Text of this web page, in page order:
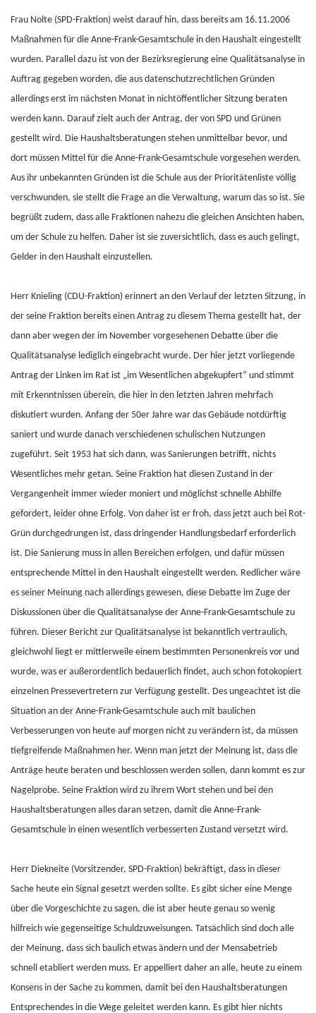
Frau Nolte (SPD-Fraktion) weist darauf hin, dass bereits am 16.11.2006
Maßnahmen für die Anne-Frank-Gesamtschule in den Haushalt eingestellt
wurden. Parallel dazu ist von der Bezirksregierung eine Qualitätsanalyse in
Auftrag gegeben worden, die aus datenschutzrechtlichen Gründen
allerdings erst im nächsten Monat in nichtöffentlicher Sitzung beraten
werden kann. Darauf zielt auch der Antrag, der von SPD und Grünen
gestellt wird. Die Haushaltsberatungen stehen unmittelbar bevor, und
dort müssen Mittel für die Anne-Frank-Gesamtschule vorgesehen werden.
Aus ihr unbekannten Gründen ist die Schule aus der Prioritätenliste völlig
verschwunden, sie stellt die Frage an die Verwaltung, warum das so ist. Sie
begrüßt zudem, dass alle Fraktionen nahezu die gleichen Ansichten haben,
um der Schule zu helfen. Daher ist sie zuversichtlich, dass es auch gelingt,
Gelder in den Haushalt einzustellen.
Herr Knieling (CDU-Fraktion) erinnert an den Verlauf der letzten Sitzung, in
der seine Fraktion bereits einen Antrag zu diesem Thema gestellt hat, der
dann aber wegen der im November vorgesehenen Debatte über die
Qualitätsanalyse lediglich eingebracht wurde. Der hier jetzt vorliegende
Antrag der Linken im Rat ist „im Wesentlichen abgekupfert“ und stimmt
mit Erkenntnissen überein, die hier in den letzten Jahren mehrfach
diskutiert wurden. Anfang der 50er Jahre war das Gebäude notdürftig
saniert und wurde danach verschiedenen schulischen Nutzungen
zugeführt. Seit 1953 hat sich dann, was Sanierungen betrifft, nichts
Wesentliches mehr getan. Seine Fraktion hat diesen Zustand in der
Vergangenheit immer wieder moniert und möglichst schnelle Abhilfe
gefordert, leider ohne Erfolg. Von daher ist er froh, dass jetzt auch bei Rot-
Grün durchgedrungen ist, dass dringender Handlungsbedarf erforderlich
ist. Die Sanierung muss in allen Bereichen erfolgen, und dafür müssen
entsprechende Mittel in den Haushalt eingestellt werden. Redlicher wäre
es seiner Meinung nach allerdings gewesen, diese Debatte im Zuge der
Diskussionen über die Qualitätsanalyse der Anne-Frank-Gesamtschule zu
führen. Dieser Bericht zur Qualitätsanalyse ist bekanntlich vertraulich,
gleichwohl liegt er mittlerweile einem bestimmten Personenkreis vor und
wurde, was er außerordentlich bedauerlich findet, auch schon fotokopiert
einzelnen Pressevertretern zur Verfügung gestellt. Des ungeachtet ist die
Situation an der Anne-Frank-Gesamtschule auch mit baulichen
Verbesserungen von heute auf morgen nicht zu verändern ist, da müssen
tiefgreifende Maßnahmen her. Wenn man jetzt der Meinung ist, dass die
Anträge heute beraten und beschlossen werden sollen, dann kommt es zur
Nagelprobe. Seine Fraktion wird zu ihrem Wort stehen und bei den
Haushaltsberatungen alles daran setzen, damit die Anne-Frank-
Gesamtschule in einen wesentlich verbesserten Zustand versetzt wird.
Herr Diekneite (Vorsitzender, SPD-Fraktion) bekräftigt, dass in dieser
Sache heute ein Signal gesetzt werden sollte. Es gibt sicher eine Menge
über die Vorgeschichte zu sagen, die ist aber heute genau so wenig
hilfreich wie gegenseitige Schuldzuweisungen. Tatsächlich sind doch alle
der Meinung, dass sich baulich etwas ändern und der Mensabetrieb
schnell etabliert werden muss. Er appelliert daher an alle, heute zu einem
Konsens in der Sache zu kommen, damit bei den Haushaltsberatungen
Entsprechendes in die Wege geleitet werden kann. Es gibt hier nichts